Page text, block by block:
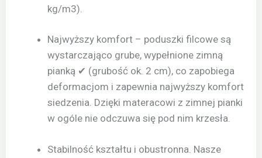
kg/m3).
Najwyższy komfort – poduszki filcowe są
wystarczająco grube, wypełnione zimną
pianką ✔ (grubość ok. 2 cm), co zapobiega
deformacjom i zapewnia najwyższy komfort
siedzenia. Dzięki materacowi z zimnej pianki
w ogóle nie odczuwa się pod nim krzesła.
Stabilność kształtu i obustronna. Nasze